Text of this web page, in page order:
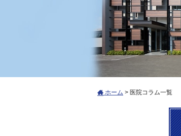
ホーム > 医院コラム一覧